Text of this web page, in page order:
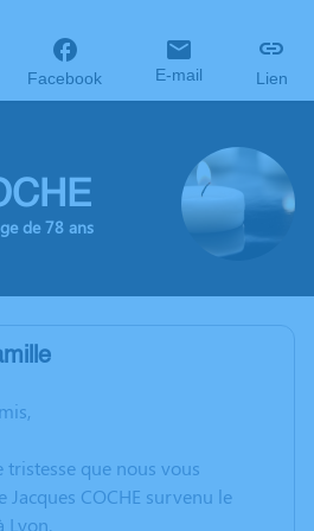
Facebook E-mail Lien
de 78 ans
tristesse que nous vous
Jacques COCHE survenu le
Lyon.